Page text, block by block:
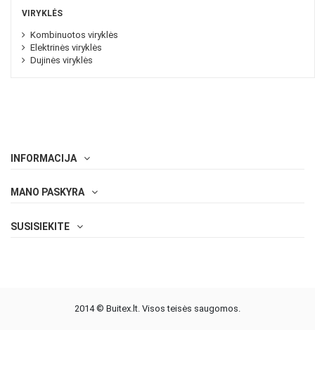
VIRYKLĖS
Kombinuotos viryklės
Elektrinės viryklės
Dujinės viryklės
INFORMACIJA
MANO PASKYRA
SUSISIEKITE
2014 © Buitex.lt. Visos teisės saugomos.